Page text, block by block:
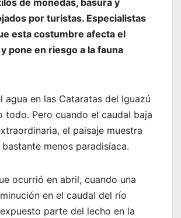
de monedas, basura y
por turistas. Especialistas
esta costumbre afecta el
pone en riesgo a la fauna
agua en las Cataratas del Iguazú
todo. Pero cuando el caudal baja
el paisaje muestra
menos paradisíaca.
ocurrió en abril, cuando una
en el caudal del río
parte del lecho en la